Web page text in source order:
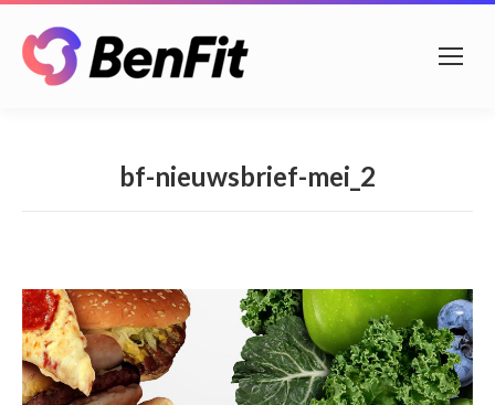
bf-nieuwsbrief-mei_2